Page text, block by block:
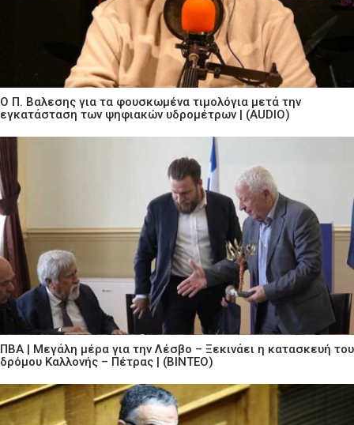
Ο Π. Βαλεσης για τα φουσκωμένα τιμολόγια μετά την
εγκατάσταση των ψηφιακών υδρομέτρων | (AUDIO)
ΠΒΑ | Μεγάλη μέρα για την Λέσβο – Ξεκινάει η κατασκευή του
δρόμου Καλλονής – Πέτρας | (ΒΙΝΤΕΟ)